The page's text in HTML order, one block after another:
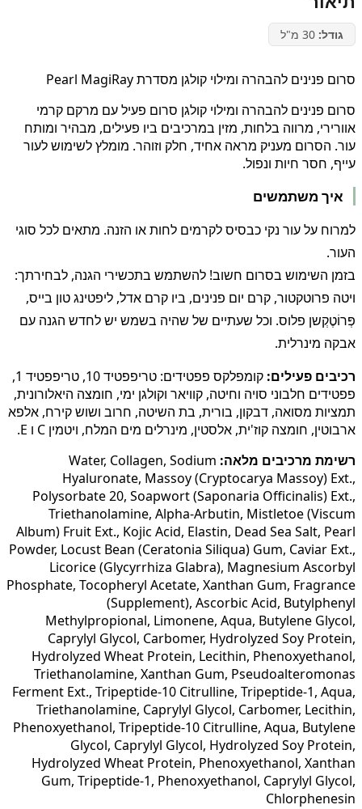
גודל:
סרום פנינים להבהרה ומילוי קולגן מסדרת Pearl MagiRay
סרום פנינים להבהרה ומילוי קולגן סרום פעיל עם מרקם קרמי
אוורירי, מרווה בלחות, מזין במרכיבים ביו פעילים, מבהיר ומותח
עור. הסרום מעניק מראה אחיד, חלק וזוהר. מומלץ לשימוש לעור
עייף, חסר חיות ונפול.
איך משתמשים
למרוח על עור נקי כבסיס לקרמים לחות או הזנה. מתאים לכל סוגי
העור.
בזמן השימוש בסרום חשוב! להשתמש בתכשירי הגנה, לבחירתך:
ויטה פרוטקטור, קרם יום פנינים, ביו קרם אדל, ליפטינג טון בייס,
פְּרוֹטֶקְשן פלוס. וכל שעתיים של שהיה בשמש יש לחדש הגנה עם
אבקה מינרלית.
רכיבים פעילים:
קומפלקס פפטידים: טריפפטיד 10, טריפפטיד 1,
פפטידים חלבוני סויה וחיטה, קוויאר וקולגן ימי, חומצה היאלורונית,
תמציות מסואה, דבקון, בורית, בת השיטה, חרוב ושוש קירח, אלפא
ארבוטין, חומצה קוז'ית, אלסטין, מינרלים מים המלח, ויטמין C ו E.
רשימת מרכיבים מלאה: Water, Collagen, Sodium
Hyaluronate, Massoy (Cryptocarya Massoy) Ext.,
Polysorbate 20, Soapwort (Saponaria Officinalis) Ext.,
Triethanolamine, Alpha-Arbutin, Mistletoe (Viscum
Album) Fruit Ext., Kojic Acid, Elastin, Dead Sea Salt, Pearl
Powder, Locust Bean (Ceratonia Siliqua) Gum, Caviar Ext.,
Licorice (Glycyrrhiza Glabra), Magnesium Ascorbyl
Phosphate, Tocopheryl Acetate, Xanthan Gum, Fragrance
(Supplement), Ascorbic Acid, Butylphenyl
Methylpropional, Limonene, Aqua, Butylene Glycol,
Caprylyl Glycol, Carbomer, Hydrolyzed Soy Protein,
Hydrolyzed Wheat Protein, Lecithin, Phenoxyethanol,
Triethanolamine, Xanthan Gum, Pseudoalteromonas
Ferment Ext., Tripeptide-10 Citrulline, Tripeptide-1, Aqua,
Triethanolamine, Caprylyl Glycol, Carbomer, Lecithin,
Phenoxyethanol, Tripeptide-10 Citrulline, Aqua, Butylene
Glycol, Caprylyl Glycol, Hydrolyzed Soy Protein,
Hydrolyzed Wheat Protein, Phenoxyethanol, Xanthan
Gum, Tripeptide-1, Phenoxyethanol, Caprylyl Glycol,
Chlorphenesin